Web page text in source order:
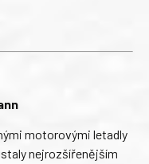
motorovými letadly
nejrozšířenějším